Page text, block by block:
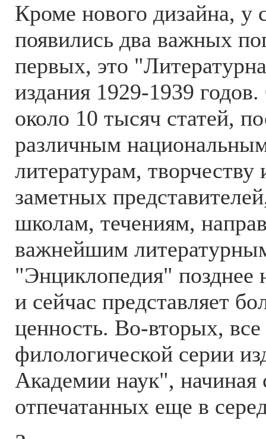
Кроме нового дизайна, у
появились два важных
первых, это
издания 1929-1939
около 10 тысяч статей,
различным
литературам, творчеству
заметных
школам, течениям,
важнейшим
"Энциклопедия" позднее
и сейчас представляет
ценность. Во-вторых,
филологической серии
Академии наук",
отпечатанных еще в